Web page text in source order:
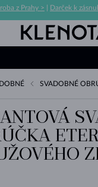
z Prahy > Darček k
SVADOBNÉ